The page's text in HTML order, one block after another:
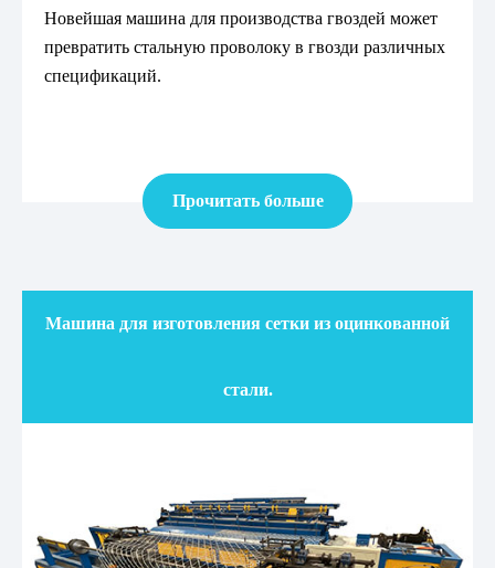
Новейшая машина для производства гвоздей может
превратить стальную проволоку в гвозди различных
спецификаций.
Прочитать больше
Машина для изготовления сетки из оцинкованной
стали.